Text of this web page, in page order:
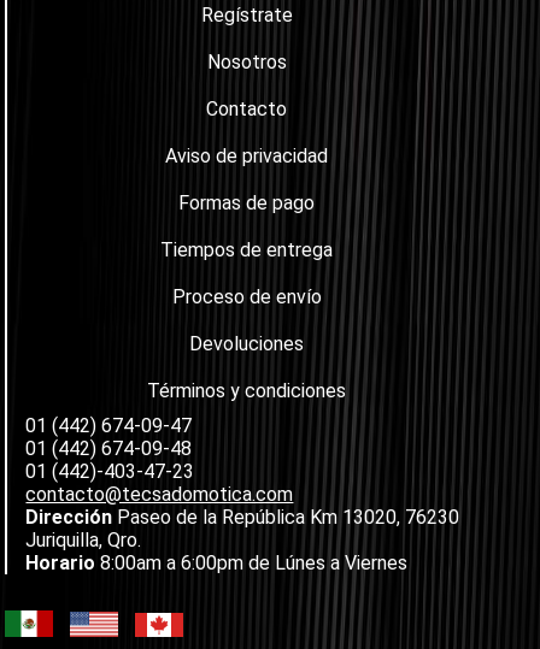
Regístrate
Nosotros
Contacto
Aviso de privacidad
Formas de pago
Tiempos de entrega
Proceso de envío
Devoluciones
Términos y condiciones
01 (442) 674-09-47
01 (442) 674-09-48
01 (442)-403-47-23
contacto@tecsadomotica.com
Dirección Paseo de la República Km 13020, 76230
Juriquilla, Qro.
Horario 8:00am a 6:00pm de Lúnes a Viernes